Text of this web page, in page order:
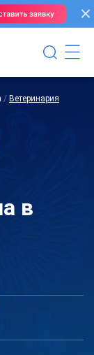
/ Ветеринария
в